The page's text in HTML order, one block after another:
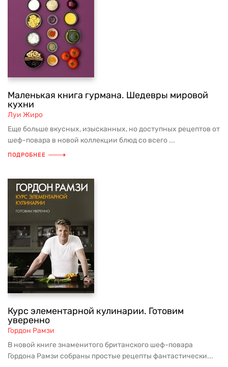
Маленькая книга гурмана. Шедевры мировой
кухни
Луи Жиро
Еще больше вкусных, изысканных, но доступных рецептов от
шеф-повара в новой коллекции блюд со всего ...
ПОДРОБНЕЕ
Курс элементарной кулинарии. Готовим
уверенно
Гордон Рамзи
В новой книге знаменитого британского шеф-повара
Гордона Рамзи собраны простые рецепты фантастически...